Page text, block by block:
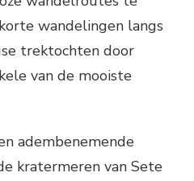
wandelingen langs
trektochten door
van de mooiste
adembenemende
kratermeren van Sete